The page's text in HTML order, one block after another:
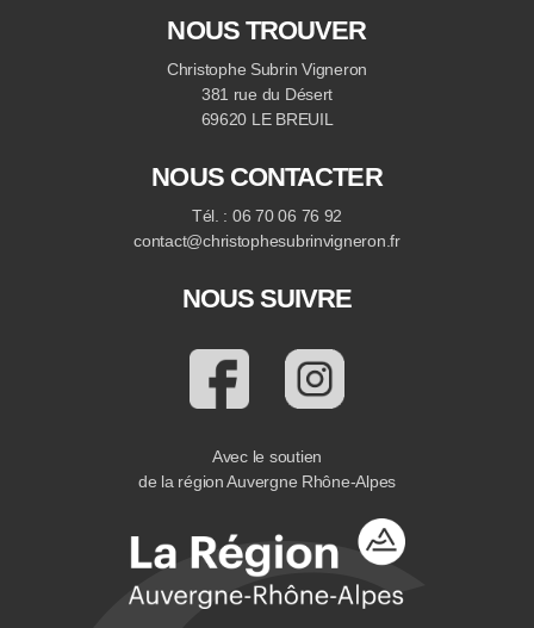
NOUS TROUVER
Christophe Subrin Vigneron
381 rue du Désert
69620 LE BREUIL
NOUS CONTACTER
Tél. : 06 70 06 76 92
contact@christophesubrinvigneron.fr
NOUS SUIVRE
Avec le soutien
de la région Auvergne Rhône-Alpes